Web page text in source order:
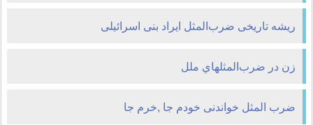
ریشه تاریخی ضرب‌المثل ایراد بنی اسرائیلی
زن در ضرب‌المثلهاي ملل
ضرب المثل خواندنی خودم جا ,خرم جا